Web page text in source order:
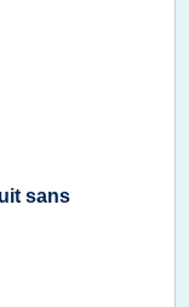
sans